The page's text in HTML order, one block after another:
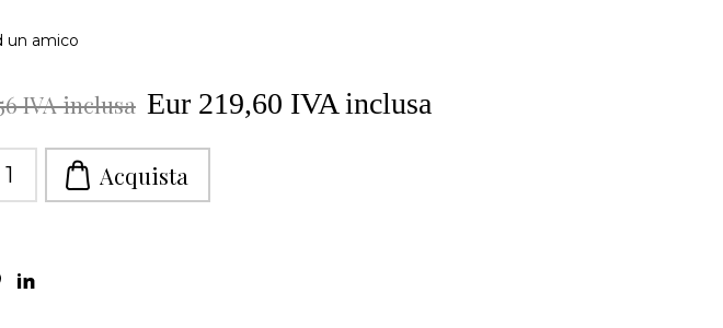
IVA inclusa Eur 219,60 IVA inclusa